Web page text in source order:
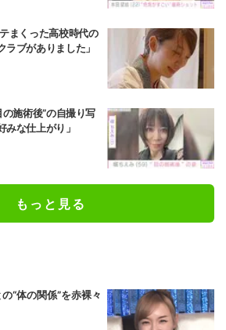
まくった高校時代の
ブがありました」
施術後”の自撮り写
みな仕上がり」
もっと見る
“体の関係”を赤裸々